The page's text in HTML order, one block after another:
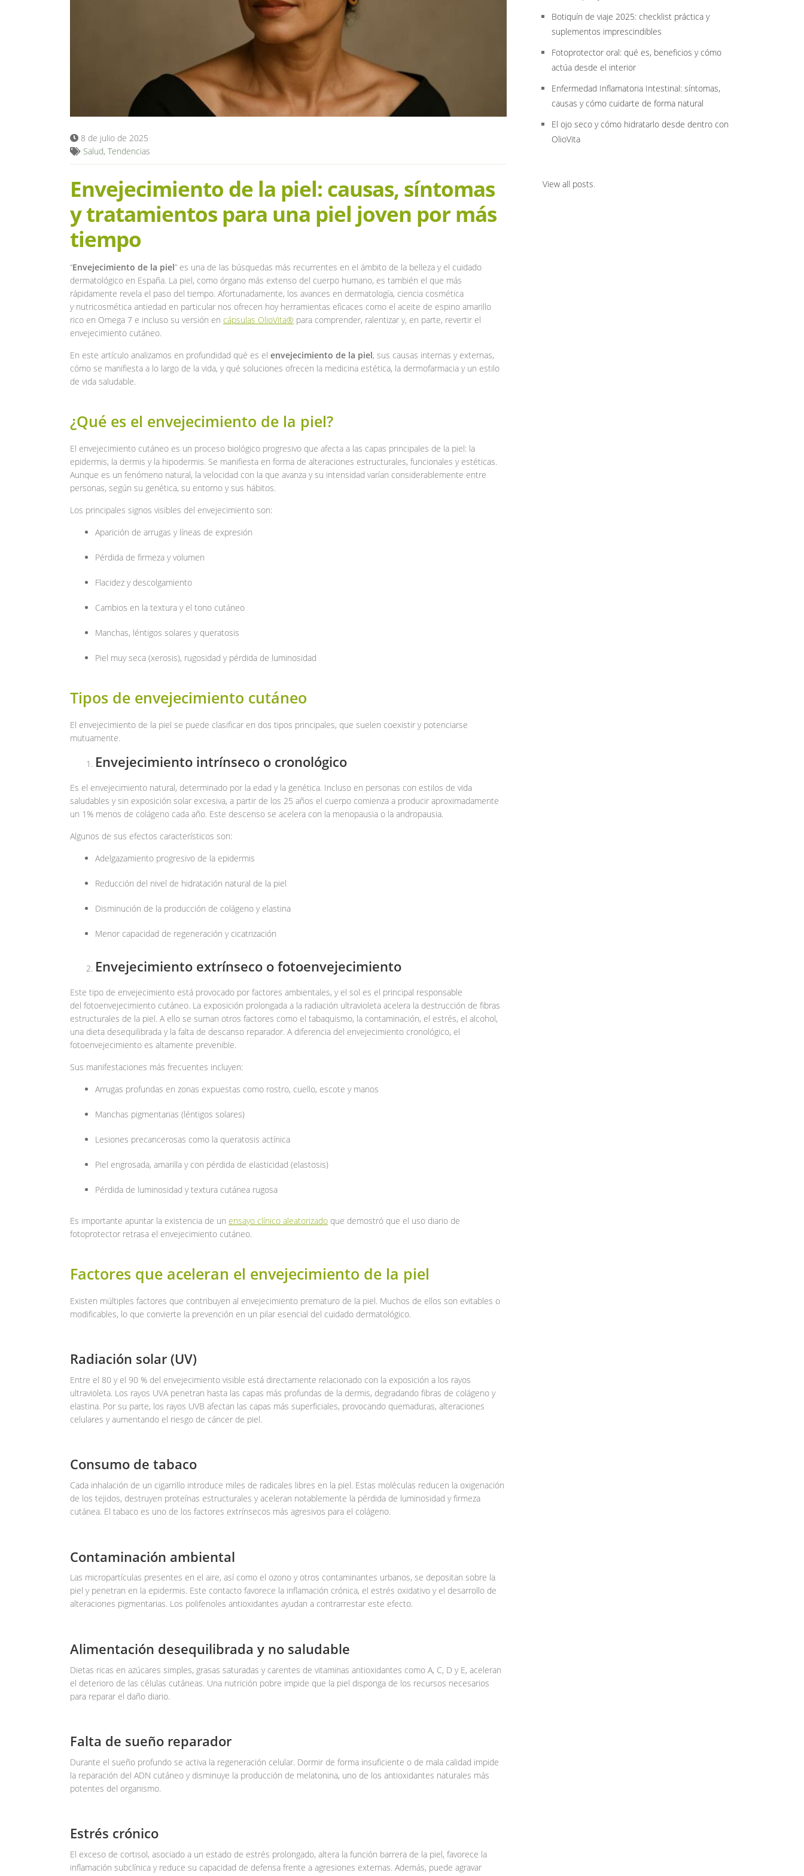
8 de julio de 2025
Salud, Tendencias
Envejecimiento de la piel: causas, síntomas
y tratamientos para una piel joven por más
tiempo
“Envejecimiento de la piel” es una de las búsquedas más recurrentes en el ámbito de la belleza y el cuidado
dermatológico en España. La piel, como órgano más extenso del cuerpo humano, es también el que más
rápidamente revela el paso del tiempo. Afortunadamente, los avances en dermatología, ciencia cosmética
y nutricosmética antiedad en particular nos ofrecen hoy herramientas eficaces como el aceite de espino amarillo
rico en Omega 7 e incluso su versión en cápsulas OlioVita® para comprender, ralentizar y, en parte, revertir el
envejecimiento cutáneo.
En este artículo analizamos en profundidad qué es el envejecimiento de la piel, sus causas internas y externas,
cómo se manifiesta a lo largo de la vida, y qué soluciones ofrecen la medicina estética, la dermofarmacia y un estilo
de vida saludable.
¿Qué es el envejecimiento de la piel?
El envejecimiento cutáneo es un proceso biológico progresivo que afecta a las capas principales de la piel: la
epidermis, la dermis y la hipodermis. Se manifiesta en forma de alteraciones estructurales, funcionales y estéticas.
Aunque es un fenómeno natural, la velocidad con la que avanza y su intensidad varían considerablemente entre
personas, según su genética, su entorno y sus hábitos.
Los principales signos visibles del envejecimiento son:
Aparición de arrugas y líneas de expresión
Pérdida de firmeza y volumen
Flacidez y descolgamiento
Cambios en la textura y el tono cutáneo
Manchas, léntigos solares y queratosis
Piel muy seca (xerosis), rugosidad y pérdida de luminosidad
Tipos de envejecimiento cutáneo
El envejecimiento de la piel se puede clasificar en dos tipos principales, que suelen coexistir y potenciarse
mutuamente.
Envejecimiento intrínseco o cronológico
Es el envejecimiento natural, determinado por la edad y la genética. Incluso en personas con estilos de vida
saludables y sin exposición solar excesiva, a partir de los 25 años el cuerpo comienza a producir aproximadamente
un 1% menos de colágeno cada año. Este descenso se acelera con la menopausia o la andropausia.
Algunos de sus efectos característicos son:
Adelgazamiento progresivo de la epidermis
Reducción del nivel de hidratación natural de la piel
Disminución de la producción de colágeno y elastina
Menor capacidad de regeneración y cicatrización
Envejecimiento extrínseco o fotoenvejecimiento
Este tipo de envejecimiento está provocado por factores ambientales, y el sol es el principal responsable
del fotoenvejecimiento cutáneo. La exposición prolongada a la radiación ultravioleta acelera la destrucción de fibras
estructurales de la piel. A ello se suman otros factores como el tabaquismo, la contaminación, el estrés, el alcohol,
una dieta desequilibrada y la falta de descanso reparador. A diferencia del envejecimiento cronológico, el
fotoenvejecimiento es altamente prevenible.
Sus manifestaciones más frecuentes incluyen:
Arrugas profundas en zonas expuestas como rostro, cuello, escote y manos
Manchas pigmentarias (léntigos solares)
Lesiones precancerosas como la queratosis actínica
Piel engrosada, amarilla y con pérdida de elasticidad (elastosis)
Pérdida de luminosidad y textura cutánea rugosa
Es importante apuntar la existencia de un ensayo clínico aleatorizado que demostró que el uso diario de
fotoprotector retrasa el envejecimiento cutáneo.
Factores que aceleran el envejecimiento de la piel
Existen múltiples factores que contribuyen al envejecimiento prematuro de la piel. Muchos de ellos son evitables o
modificables, lo que convierte la prevención en un pilar esencial del cuidado dermatológico.
Radiación solar (UV)
Entre el 80 y el 90 % del envejecimiento visible está directamente relacionado con la exposición a los rayos
ultravioleta. Los rayos UVA penetran hasta las capas más profundas de la dermis, degradando fibras de colágeno y
elastina. Por su parte, los rayos UVB afectan las capas más superficiales, provocando quemaduras, alteraciones
celulares y aumentando el riesgo de cáncer de piel.
Consumo de tabaco
Cada inhalación de un cigarrillo introduce miles de radicales libres en la piel. Estas moléculas reducen la oxigenación
de los tejidos, destruyen proteínas estructurales y aceleran notablemente la pérdida de luminosidad y firmeza
cutánea. El tabaco es uno de los factores extrínsecos más agresivos para el colágeno.
Contaminación ambiental
Las micropartículas presentes en el aire, así como el ozono y otros contaminantes urbanos, se depositan sobre la
piel y penetran en la epidermis. Este contacto favorece la inflamación crónica, el estrés oxidativo y el desarrollo de
alteraciones pigmentarias. Los polifenoles antioxidantes ayudan a contrarrestar este efecto.
Alimentación desequilibrada y no saludable
Dietas ricas en azúcares simples, grasas saturadas y carentes de vitaminas antioxidantes como A, C, D y E, aceleran
el deterioro de las células cutáneas. Una nutrición pobre impide que la piel disponga de los recursos necesarios
para reparar el daño diario.
Falta de sueño reparador
Durante el sueño profundo se activa la regeneración celular. Dormir de forma insuficiente o de mala calidad impide
la reparación del ADN cutáneo y disminuye la producción de melatonina, uno de los antioxidantes naturales más
potentes del organismo.
Estrés crónico
El exceso de cortisol, asociado a un estado de estrés prolongado, altera la función barrera de la piel, favorece la
inflamación subclínica y reduce su capacidad de defensa frente a agresiones externas. Además, puede agravar
Botiquín de viaje 2025: checklist práctica y
suplementos imprescindibles
Fotoprotector oral: qué es, beneficios y cómo
actúa desde el interior
Enfermedad Inflamatoria Intestinal: síntomas,
causas y cómo cuidarte de forma natural
El ojo seco y cómo hidratarlo desde dentro con
OlioVita
View all posts.